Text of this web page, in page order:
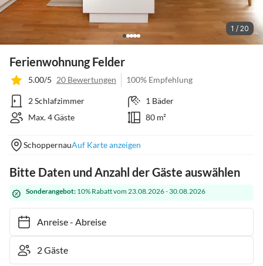
1 / 20
Ferienwohnung Felder
5.00/5 20 Bewertungen 100% Empfehlung
2 Schlafzimmer
1 Bäder
Max. 4 Gäste
80 m²
SchoppernauAuf Karte anzeigen
Bitte Daten und Anzahl der Gäste auswählen
Sonderangebot: 10% Rabatt vom 23.08.2026 - 30.08.2026
Anreise- Abreise